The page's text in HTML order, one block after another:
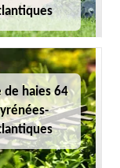
de haies 64